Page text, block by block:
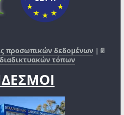
προσωπικών δεδομένων |📄
τόπων